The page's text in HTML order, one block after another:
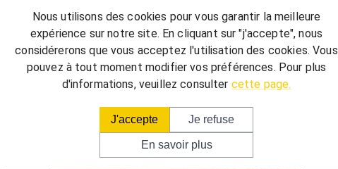
Nous utilisons des cookies pour vous garantir la meilleure
expérience sur notre site. En cliquant sur "j'accepte", nous
considérerons que vous acceptez l'utilisation des cookies. Vous
pouvez à tout moment modifier vos préférences. Pour plus
d'informations, veuillez consulter cette page.
J'accepte Je refuse
En savoir plus